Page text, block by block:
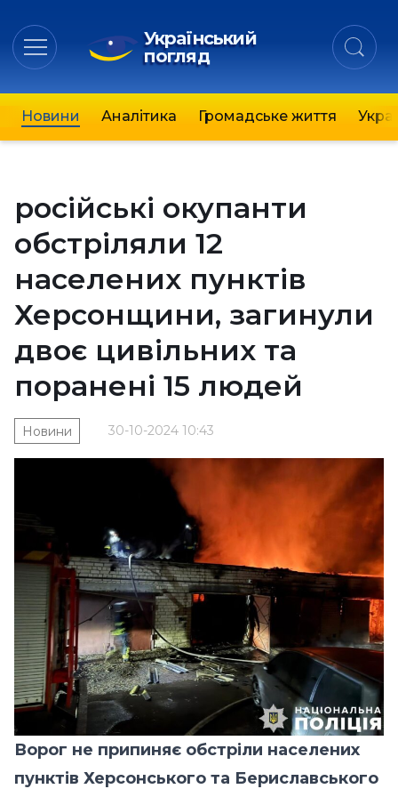
Український
погляд
Новини Аналітика Громадське життя
російські окупанти
обстріляли 12
населених пунктів
Херсонщини, загинули
двоє цивільних та
поранені 15 людей
30-10-2024 10:43
Новини
Ворог не припиняє обстріли населених
пунктів Херсонського та Бериславського